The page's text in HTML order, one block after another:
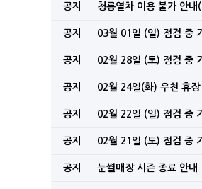
공지 청룡열차 이용 불가 안
공지 03월 01일 (일) 점검 중
공지 02월 28일 (토) 점검 중
공지 02월 24일(화) 우천 휴장
공지 02월 22일 (일) 점검 중
공지 02월 21일 (토) 점검 중
공지 눈썰매장 시즌 종료 안내